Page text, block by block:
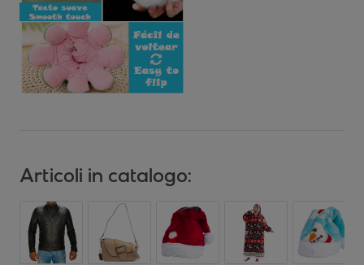
Articoli in catalogo: